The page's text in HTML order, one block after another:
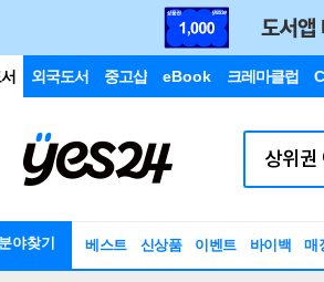
외국도서 중고샵 eBook 크레마클럽
야찾기 베스트 신상품 이벤트 바이백 매